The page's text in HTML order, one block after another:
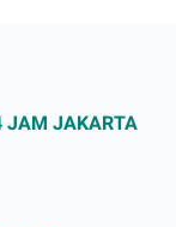
JAM JAKARTA